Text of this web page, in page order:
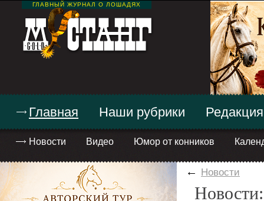
ГЛАВНЫЙ ЖУРНАЛ О ЛОШАДЯХ
Главная
Новости Видео Юмор от конников
Наши рубрики Редакция
← Новости